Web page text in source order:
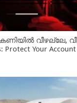
വീഴല്ലേ,
Protect Your